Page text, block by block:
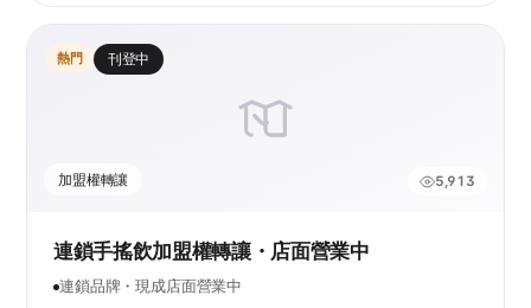
熱門 刊登中
加盟權轉讓 5,913
連鎖手搖飲加盟權轉讓・店面營業中
連鎖品牌・現成店面營業中